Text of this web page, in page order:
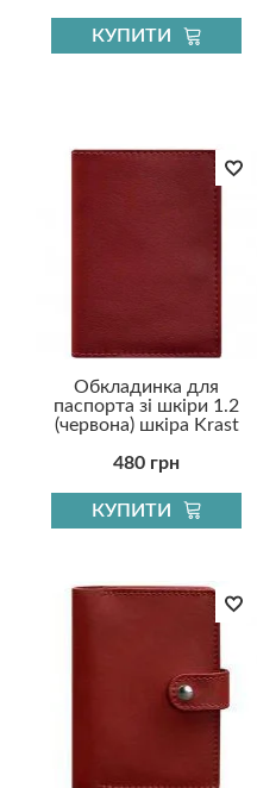
КУПИТИ
Обкладинка для
паспорта зі шкіри 1.2
(червона) шкіра Krast
480 грн
КУПИТИ